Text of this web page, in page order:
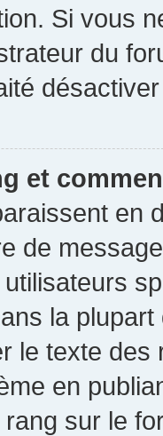
Si vous
du
et
en
de
la
le texte
en
rang sur le